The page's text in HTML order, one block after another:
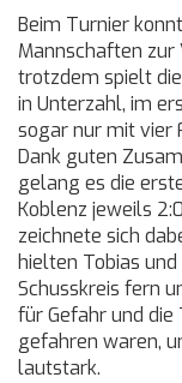
Beim Turnier
Mannschaften
trotzdem spielt
in Unterzahl, im
sogar nur mit vier
Dank guten
gelang es die
Koblenz jeweils
zeichnete sich
hielten Tobias
Schusskreis fern
für Gefahr und die
gefahren waren,
lautstark.